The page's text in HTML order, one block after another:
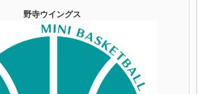
野寺ウイングス